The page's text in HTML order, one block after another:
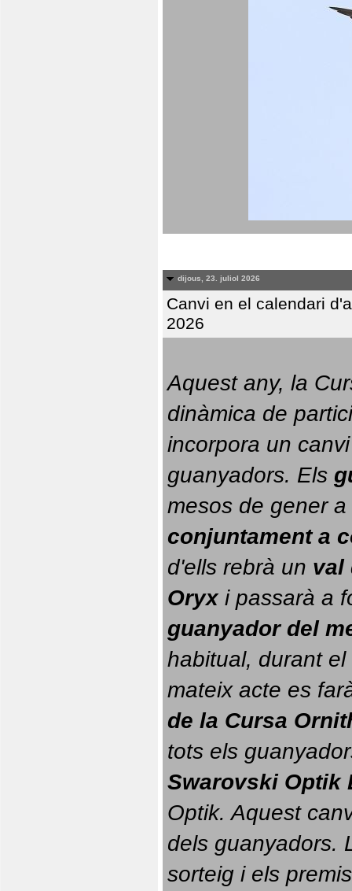
dijous, 23. juliol 2026
Canvi en el calendari
2026
Aquest any, la
dinàmica de
incorpora un
guanyadors. Els
conjuntament a
d'ells rebrà un val
Oryx i passarà a
guanyador del
habitual, durant el
mateix acte es
de la Cursa
tots els
Swarovski Optik
Optik. Aquest
dels guanyadors.
sorteig i els